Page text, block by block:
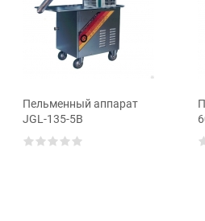
Пельменный аппарат
JGL-135-5В